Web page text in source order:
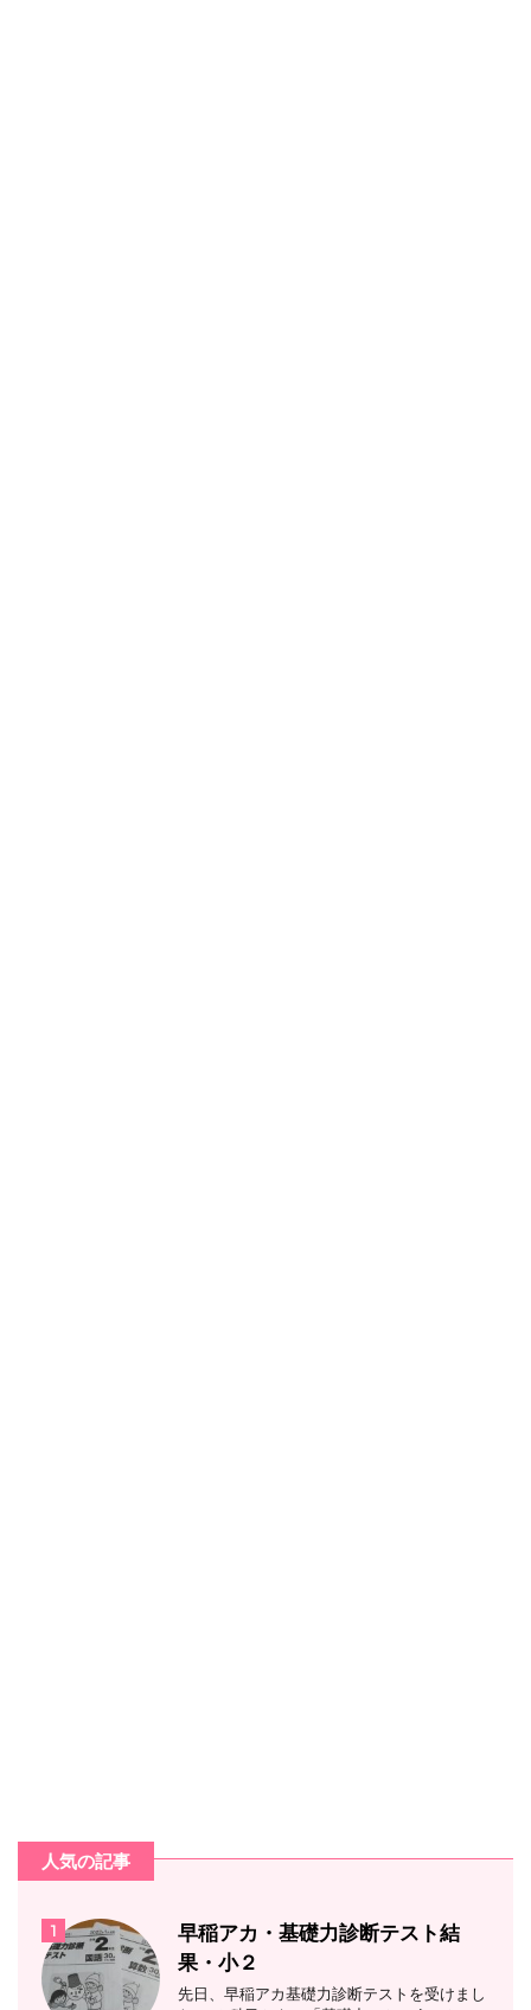
人気の記事
1
早稲アカ・基礎力診断テスト結
果・小２
先日、早稲アカ基礎力診断テストを受けまし